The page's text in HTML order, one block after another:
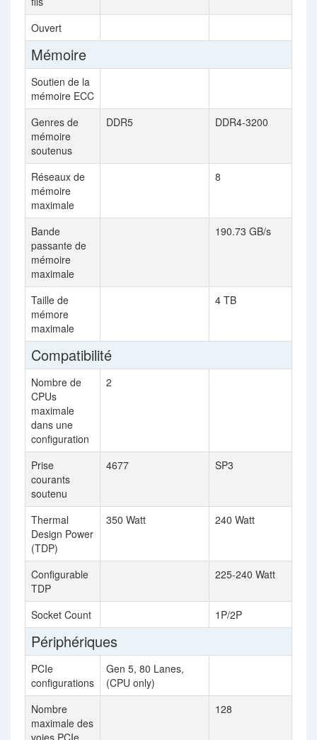
Ouvert
Mémoire
Soutien de la
mémoire ECC
Genres de
mémoire
soutenus
DDR5 DDR4-3200
Réseaux de
mémoire
maximale
8
Bande
passante de
mémoire
maximale
190.73 GB/s
Taille de
mémore
maximale
4 TB
Compatibilité
Nombre de
CPUs
maximale
dans une
configuration
2
Prise
courants
soutenu
4677 SP3
Thermal
Design Power
(TDP)
350 Watt 240 Watt
Configurable
TDP
225-240 Watt
Socket Count 1P/2P
Périphériques
PCIe
configurations
Gen 5, 80 Lanes,
(CPU only)
Nombre
maximale des
voies PCIe
128